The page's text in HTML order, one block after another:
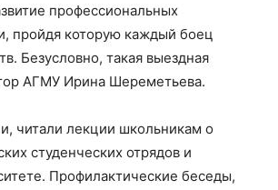
профессиональных
пройдя которую каждый боец
Безусловно, такая выездная
АГМУ Ирина Шереметьева.
читали лекции школьникам о
студенческих отрядов и
Профилактические беседы,